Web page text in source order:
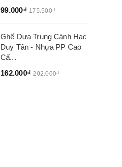
99.000₫ 175.500₫
Ghế Dựa Trung Cánh Hạc
Duy Tân - Nhựa PP Cao
Cấ...
162.000₫ 202.000₫